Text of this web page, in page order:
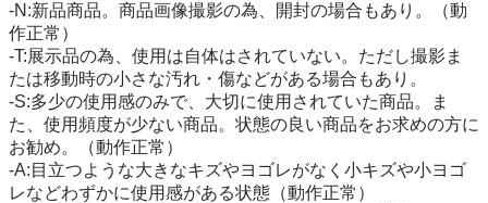
-N:新品商品。商品画像撮影の為、開封の場合もあり。（動
作正常）
-T:展示品の為、使用は自体はされていない。ただし撮影ま
たは移動時の小さな汚れ・傷などがある場合もあり。
-S:多少の使用感のみで、大切に使用されていた商品。ま
た、使用頻度が少ない商品。状態の良い商品をお求めの方に
お勧め。（動作正常）
-A:目立つような大きなキズやヨゴレがなく小キズや小ヨゴ
レなどわずかに使用感がある状態（動作正常）